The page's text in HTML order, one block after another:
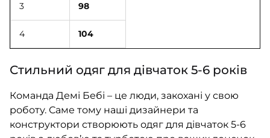
3 98
4 104
Стильний одяг для дівчаток 5-6 років
Команда Демі Бебі – це люди, закохані у свою
роботу. Саме тому наші дизайнери та
конструктори створюють одяг для дівчаток 5-6